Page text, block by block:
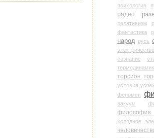
психология
радио
релятивизм
фантастика
народ русь
электричество
сознание
торсион
условия успех
феномен
вакуум
холодное